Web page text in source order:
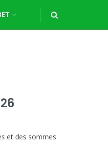
et des sommes